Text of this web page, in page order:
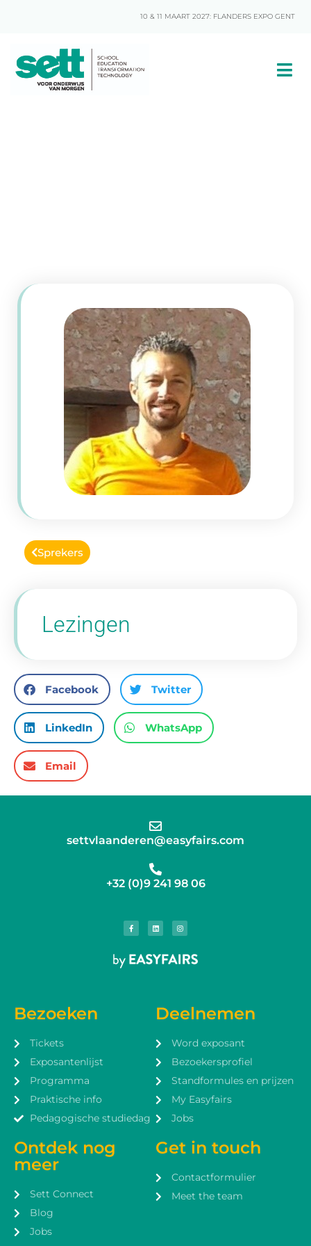
10 & 11 MAART 2027: FLANDERS EXPO GENT
Sprekers
Lezingen
Facebook Twitter
LinkedIn WhatsApp
Email
settvlaanderen@easyfairs.com
+32 (0)9 241 98 06
Bezoeken
Tickets
Exposantenlijst
Programma
Praktische info
Pedagogische studiedag
Ontdek nog
meer
Sett Connect
Blog
Jobs
Deelnemen
Word exposant
Bezoekersprofiel
Standformules en prijzen
My Easyfairs
Jobs
Get in touch
Contactformulier
Meet the team